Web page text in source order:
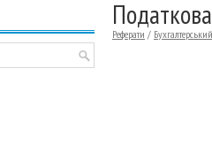
Реферати /